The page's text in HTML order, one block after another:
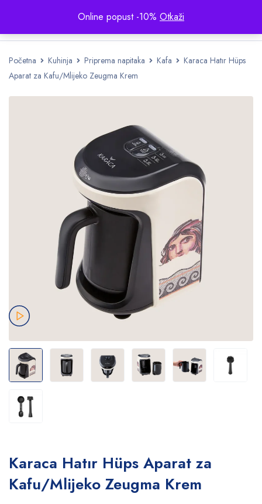
Online popust -10% Otkaži
Početna Kuhinja Priprema napitaka Kafa
Karaca Hatır Hüps
Aparat za Kafu/Mlijeko Zeugma Krem
Karaca Hatır Hüps Aparat za
Kafu/Mlijeko Zeugma Krem